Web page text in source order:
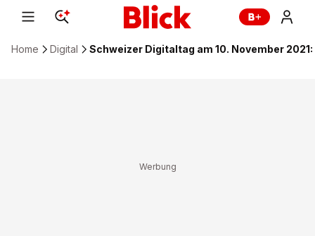
Home Digital Schweizer Digitaltag am 10. November